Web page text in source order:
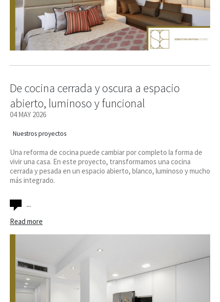
De cocina cerrada y oscura a espacio
abierto, luminoso y funcional
04 MAY 2026
Nuestros proyectos
Una reforma de cocina puede cambiar por completo la forma de
vivir una casa. En este proyecto, transformamos una cocina
cerrada y pesada en un espacio abierto, blanco, luminoso y mucho
más integrado.
...
Read more